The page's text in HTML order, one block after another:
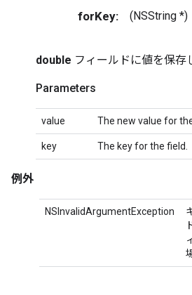
forKey: (NSString *)
double フィールドに値を保存
Parameters
value The new value for
key The key for the field.
例外
NSInvalidArgumentException